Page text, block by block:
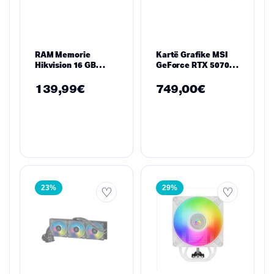
RAM Memorie
Hikvision 16 GB
CL19 SO-DIMM – për
Laptop / Notebook
139,99€
Kartë Grafike MSI
GeForce RTX 5070
– GDDR7, PCIe 5.0,
Ray Tracing, DLSS 4
749,00€
23% 29%